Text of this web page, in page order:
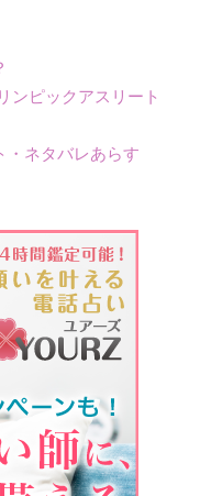
ンピックアスリート
・ネタバレあらす